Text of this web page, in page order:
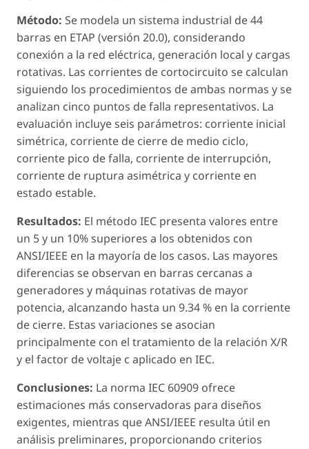
Método: Se modela un sistema industrial de 44
barras en ETAP (versión 20.0), considerando
conexión a la red eléctrica, generación local y cargas
rotativas. Las corrientes de cortocircuito se calculan
siguiendo los procedimientos de ambas normas y se
analizan cinco puntos de falla representativos. La
evaluación incluye seis parámetros: corriente inicial
simétrica, corriente de cierre de medio ciclo,
corriente pico de falla, corriente de interrupción,
corriente de ruptura asimétrica y corriente en
estado estable.
Resultados: El método IEC presenta valores entre
un 5 y un 10% superiores a los obtenidos con
ANSI/IEEE en la mayoría de los casos. Las mayores
diferencias se observan en barras cercanas a
generadores y máquinas rotativas de mayor
potencia, alcanzando hasta un 9.34 % en la corriente
de cierre. Estas variaciones se asocian
principalmente con el tratamiento de la relación X/R
y el factor de voltaje c aplicado en IEC.
Conclusiones: La norma IEC 60909 ofrece
estimaciones más conservadoras para diseños
exigentes, mientras que ANSI/IEEE resulta útil en
análisis preliminares, proporcionando criterios